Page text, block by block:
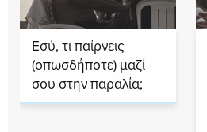
Εσύ, τι παίρνεις
(οπωσδήποτε) μαζί
σου στην παραλία;